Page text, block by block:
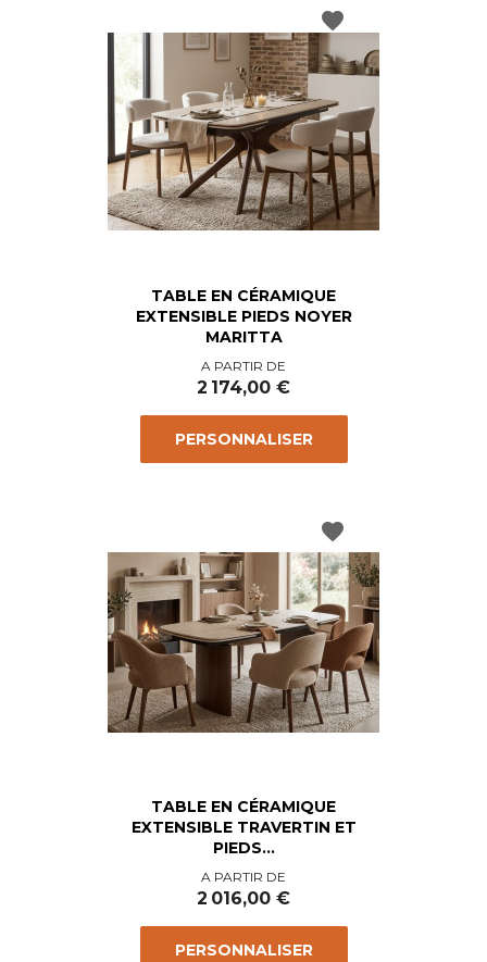
TABLE EN CÉRAMIQUE
EXTENSIBLE PIEDS NOYER
MARITTA
Prix
A PARTIR DE
2 174,00 €
PERSONNALISER
favorite
TABLE EN CÉRAMIQUE
EXTENSIBLE TRAVERTIN ET
PIEDS...
Prix
A PARTIR DE
2 016,00 €
PERSONNALISER
favorite